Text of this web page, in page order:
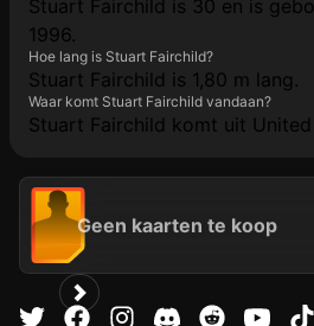
Stuart Fairchild is 30 en is
1996.
Hoe lang is Stuart Fairchild?
Stuart Fairchild is 1,80 m lang.
Waar komt Stuart Fairchild vandaan?
Stuart Fairchild komt uit
Geen kaarten te koop